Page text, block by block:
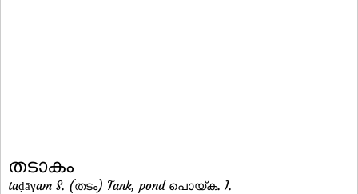
തടാകം
taḍāγam S. (തടം) Tank, pond പൊയ്ക. I.